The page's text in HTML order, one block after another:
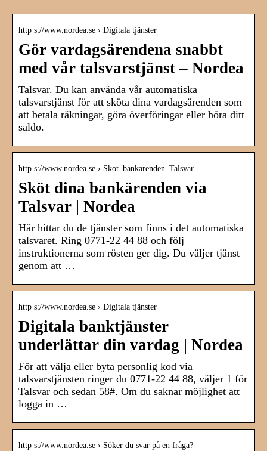
http s://www.nordea.se › Digitala tjänster
Gör vardagsärendena snabbt
med vår talsvarstjänst – Nordea
Talsvar. Du kan använda vår automatiska
talsvarstjänst för att sköta dina vardagsärenden som
att betala räkningar, göra överföringar eller höra ditt
saldo.
http s://www.nordea.se › Skot_bankarenden_Talsvar
Sköt dina bankärenden via
Talsvar | Nordea
Här hittar du de tjänster som finns i det automatiska
talsvaret. Ring 0771-22 44 88 och följ
instruktionerna som rösten ger dig. Du väljer tjänst
genom att …
http s://www.nordea.se › Digitala tjänster
Digitala banktjänster
underlättar din vardag | Nordea
För att välja eller byta personlig kod via
talsvarstjänsten ringer du 0771-22 44 88, väljer 1 för
Talsvar och sedan 58#. Om du saknar möjlighet att
logga in …
http s://www.nordea.se › Söker du svar på en fråga?